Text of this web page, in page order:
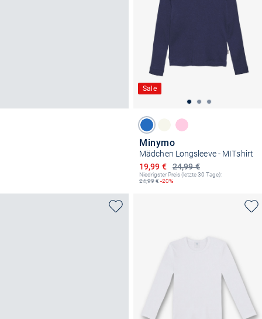
Sale
Minymo
Mädchen Longsleeve - MITshirt
24,99 €
Ermäßigter Preis
19,99 €
Niedrigster Preis (letzte 30 Tage):
24,99€ -20%